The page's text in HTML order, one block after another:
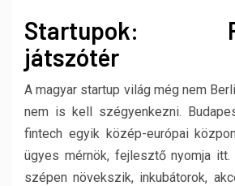
Startupok:
játszótér
A magyar startup világ még nem
nem is kell szégyenkezni.
fintech egyik közép-európai
ügyes mérnök, fejlesztő nyomja
szépen növekszik, inkubátorok,